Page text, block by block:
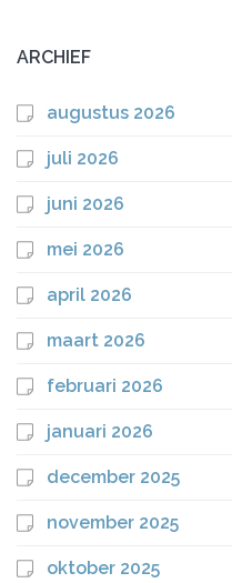
ARCHIEF
augustus 2026
juli 2026
juni 2026
mei 2026
april 2026
maart 2026
februari 2026
januari 2026
december 2025
november 2025
oktober 2025